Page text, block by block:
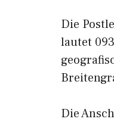
Die
lautet
Die